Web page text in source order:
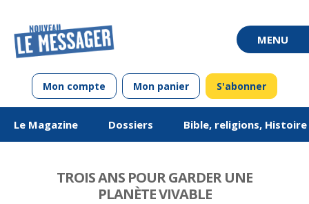
Mon compte Mon panier S'abonner
Le Magazine Dossiers Bible, religions,
TROIS ANS POUR GARDER UNE
PLANÈTE VIVABLE